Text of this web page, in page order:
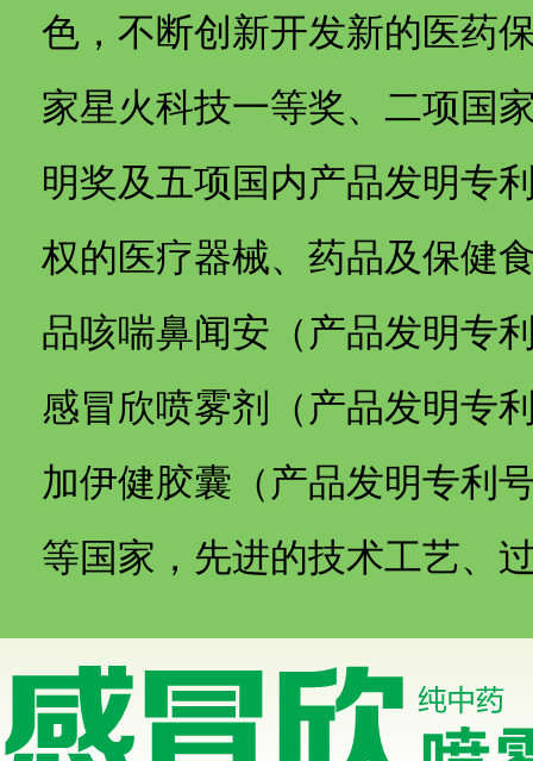
色，不断创新开发新的医药
家星火科技一等奖、二项国
明奖及五项国内产品发明专
权的医疗器械、药品及保健
品咳喘鼻闻安（产品发明专
感冒欣喷雾剂（产品发明专
加伊健胶囊（产品发明专利
等国家，先进的技术工艺、